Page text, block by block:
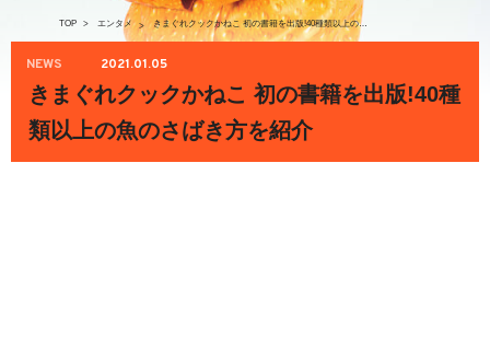
TOP > エンタメ > きまぐれクックかねこ 初の書籍を出版!40種類以上の魚のさばき方を紹介
NEWS 2021.01.05
きまぐれクックかねこ 初の書籍を出版!40種
類以上の魚のさばき方を紹介